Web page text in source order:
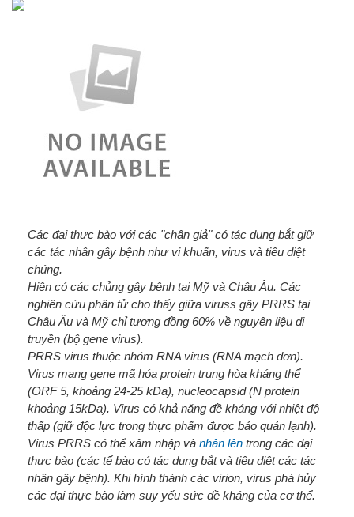
Các đại thực bào với các "chân giả" có tác dụng bắt giữ
các tác nhân gây bệnh như vi khuẩn, virus và tiêu diệt
chúng.
Hiện có các chủng gây bệnh tại Mỹ và Châu Âu. Các
nghiên cứu phân tử cho thấy giữa viruss gây PRRS tại
Châu Âu và Mỹ chỉ tương đồng 60% về nguyên liệu di
truyền (bộ gene virus).
PRRS virus thuộc nhóm RNA virus (RNA mạch đơn).
Virus mang gene mã hóa protein trung hòa kháng thể
(ORF 5, khoảng 24-25 kDa), nucleocapsid (N protein
khoảng 15kDa). Virus có khả năng đề kháng với nhiệt độ
thấp (giữ độc lực trong thực phẩm được bảo quản lạnh).
Virus PRRS có thể xâm nhập và nhân lên trong các đại
thực bào (các tế bào có tác dụng bắt và tiêu diệt các tác
nhân gây bệnh). Khi hình thành các virion, virus phá hủy
các đại thực bào làm suy yếu sức đề kháng của cơ thể.